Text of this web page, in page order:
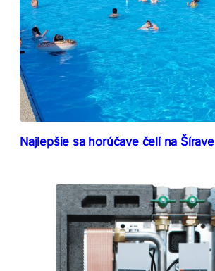
Najlepšie sa horúčave čelí na Šírave